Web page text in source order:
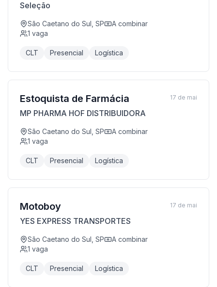
Seleção
São Caetano do Sul, SP
A combinar
1 vaga
CLT Presencial Logística
Estoquista de Farmácia
MP PHARMA HOF DISTRIBUIDORA
São Caetano do Sul, SP
A combinar
1 vaga
CLT Presencial Logística
17 de mai
Motoboy
YES EXPRESS TRANSPORTES
São Caetano do Sul, SP
A combinar
1 vaga
CLT Presencial Logística
17 de mai